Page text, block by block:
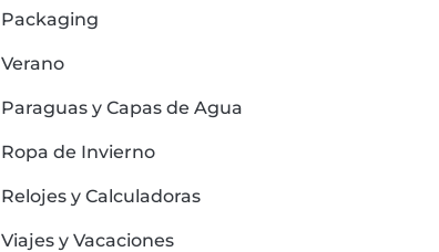
Packaging
Verano
Paraguas y Capas de Agua
Ropa de Invierno
Relojes y Calculadoras
Viajes y Vacaciones